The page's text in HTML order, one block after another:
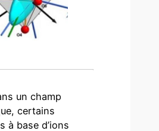
un champ
certains
à base d’ions